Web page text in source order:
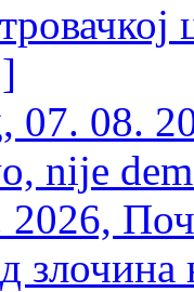
07. 08.
nije
злочина